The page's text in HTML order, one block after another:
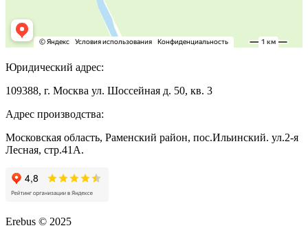
Юридический адрес:
109388, г. Москва ул. Шоссейная д. 50, кв. 3
Адрес производства:
Московская область, Раменский район, пос.Ильинский. ул.2-я
Лесная, стр.41А.
Erebus © 2025